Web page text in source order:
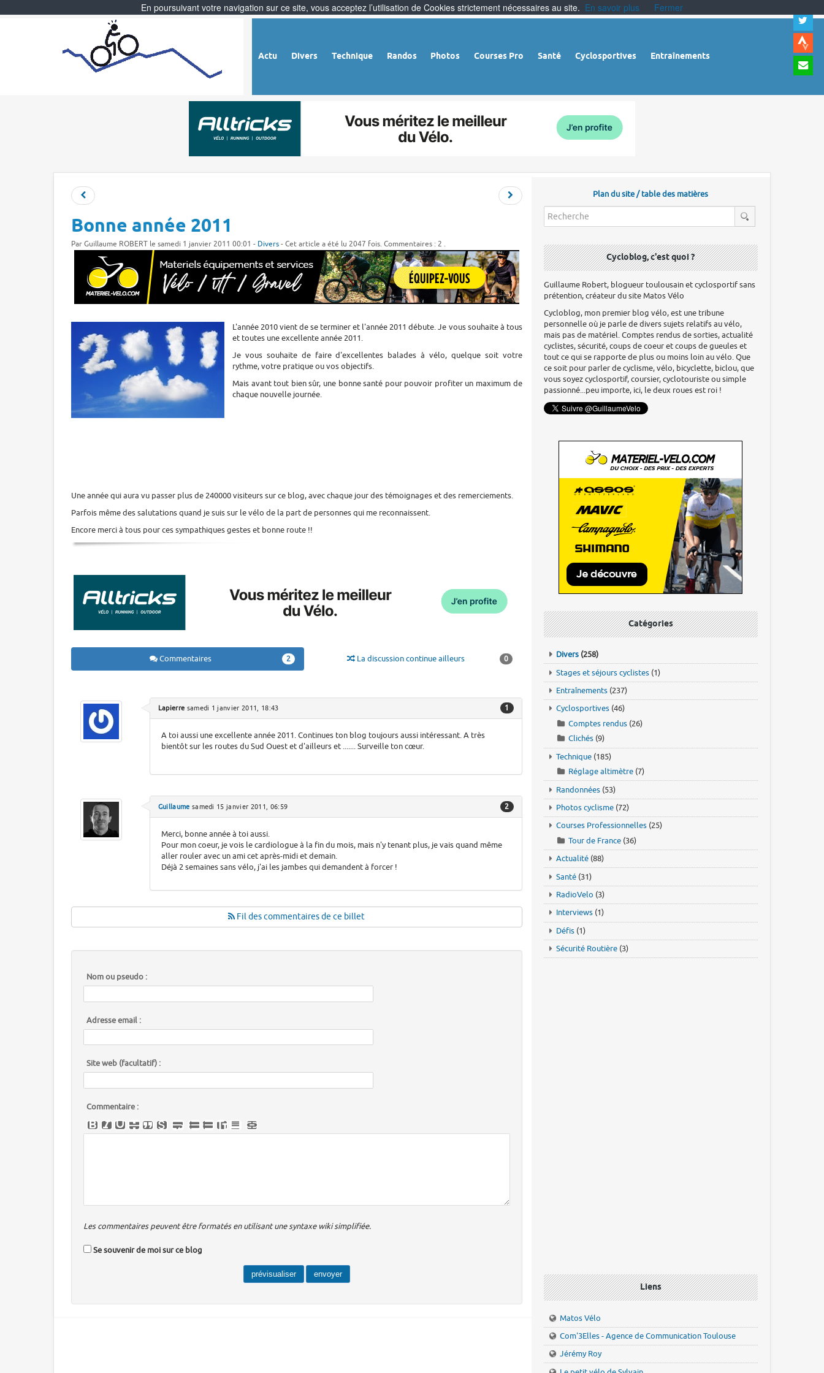
Actu Divers Technique Randos Photos Courses Pro Santé Cyclosportives Entraînements
à
Bonne année 2011
Par Guillaume ROBERT le samedi 1 janvier 2011 00:01 - Divers - Cet article a été lu 2047 fois. Commentaires : 2 .
L'année 2010 vient de se terminer et l'année 2011 débute. Je vous souhaite à tous
et toutes une excellente année 2011.
Je vous souhaite de faire d'excellentes balades à vélo, quelque soit votre
rythme, votre pratique ou vos objectifs.
Mais avant tout bien sûr, une bonne santé pour pouvoir profiter un maximum de
chaque nouvelle journée.
Une année qui aura vu passer plus de 240000 visiteurs sur ce blog, avec chaque jour des témoignages et des remerciements.
Parfois même des salutations quand je suis sur le vélo de la part de personnes qui me reconnaissent.
Encore merci à tous pour ces sympathiques gestes et bonne route !!
Commentaires 2 La discussion continue ailleurs 0
Lapierre samedi 1 janvier 2011, 18:43 1
A toi aussi une excellente année 2011. Continues ton blog toujours aussi intéressant. A très
bientôt sur les routes du Sud Ouest et d'ailleurs et ....... Surveille ton cœur.
Guillaume samedi 15 janvier 2011, 06:59 2
Merci, bonne année à toi aussi.
Pour mon coeur, je vois le cardiologue à la fin du mois, mais n'y tenant plus, je vais quand même
aller rouler avec un ami cet après-midi et demain.
Déjà 2 semaines sans vélo, j'ai les jambes qui demandent à forcer !
Fil des commentaires de ce billet
Nom ou pseudo :
Adresse email :
Site web (facultatif) :
Commentaire :
Les commentaires peuvent être formatés en utilisant une syntaxe wiki simplifiée.
Se souvenir de moi sur ce blog
Plan du site / table des matières
Cycloblog, c'est quoi ?
Guillaume Robert, blogueur toulousain et cyclosportif sans
prétention, créateur du site Matos Vélo
Cycloblog, mon premier blog vélo, est une tribune
personnelle où je parle de divers sujets relatifs au vélo,
mais pas de matériel. Comptes rendus de sorties, actualité
cyclistes, sécurité, coups de coeur et coups de gueules et
tout ce qui se rapporte de plus ou moins loin au vélo. Que
ce soit pour parler de cyclisme, vélo, bicyclette, biclou, que
vous soyez cyclosportif, coursier, cyclotouriste ou simple
passionné...peu importe, ici, le deux roues est roi !
Catégories
Divers (258)
Stages et séjours cyclistes (1)
Entraînements (237)
Cyclosportives (46)
Comptes rendus (26)
Clichés (9)
Technique (185)
Réglage altimètre (7)
Randonnées (53)
Photos cyclisme (72)
Courses Professionnelles (25)
Tour de France (36)
Actualité (88)
Santé (31)
RadioVelo (3)
Interviews (1)
Défis (1)
Sécurité Routière (3)
Liens
Matos Vélo
Com'3Elles - Agence de Communication Toulouse
Jérémy Roy
En poursuivant votre navigation sur ce site, vous acceptez l’utilisation de Cookies strictement nécessaires au site. En savoir plus Fermer